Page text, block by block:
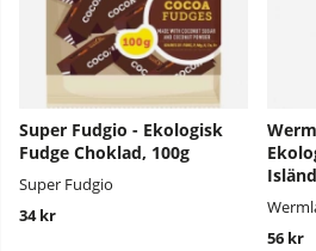
Super Fudgio - Ekologisk
Fudge Choklad, 100g
Super Fudgio
34 kr
56 kr